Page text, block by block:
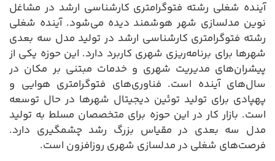
آینده شغلی رشته فتوگرامتری کارشناسی ارشد در مشاغل
نوین مدلسازی شهر هوشمند دیده می‌شود. آینده شغلی
رشته فتوگرامتری کارشناسی ارشد در تولید مدل سه بعدی
شهرها برای برنامه‌ریزی شهری کاربرد دارد. این حوزه یکی از
پیشران‌های مدیریت شهری و خدمات مبتنی بر مکان در
سال‌های آینده است. فناوری‌های فتوگرامتری هوایی و
پهپادی برای تولید توئین دیجیتال شهرها در حال توسعه
است. بازار کار در این حوزه برای متخصصان مسلط به تولید
مدل سه بعدی در مقیاس بزرگ رشد چشمگیری دارد.
فرصت‌های شغلی در مدلسازی شهری روزافزون است.